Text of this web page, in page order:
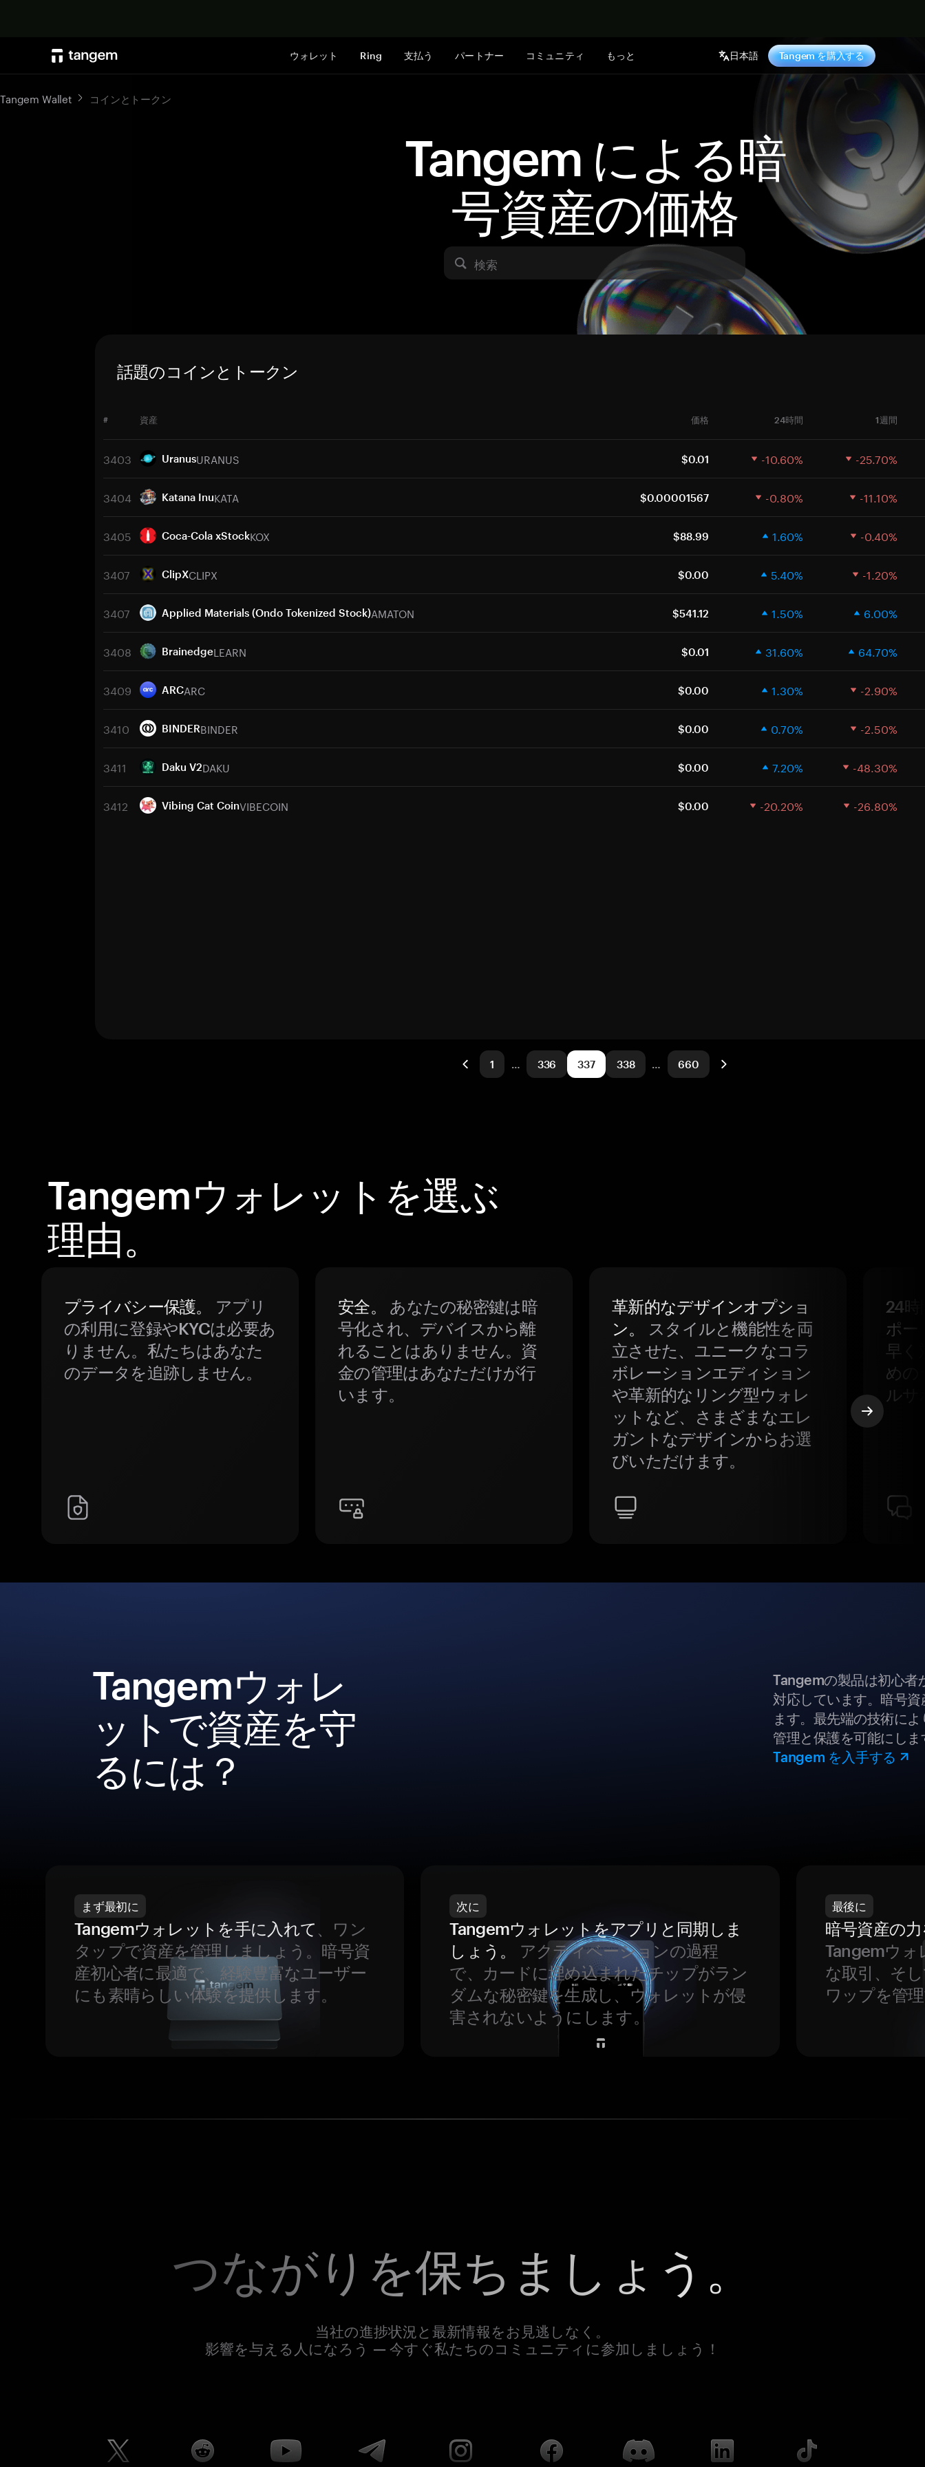
ウォレット Ring 支払う パートナー コミュニティ もっと 日本語 Tangem を購入する
Tangem による暗
号資産の価格
検索
Tangem Wallet コインとトークン
話題のコインとトークン
# 資産 価格 24時間 1週間
3403 UranusURANUS $0.01 -10.60% -25.70%
3404 Katana InuKATA $0.00001567 -0.80% -11.10%
3405 Coca-Cola xStockKOX $88.99 1.60% -0.40%
3407 ClipXCLIPX $0.00 5.40% -1.20%
3407 Applied Materials (Ondo Tokenized Stock)AMATON $541.12 1.50% 6.00%
3408 BrainedgeLEARN $0.01 31.60% 64.70%
3409 ARCARC $0.00 1.30% -2.90%
3410 BINDERBINDER $0.00 0.70% -2.50%
3411 Daku V2DAKU $0.00 7.20% -48.30%
3412 Vibing Cat CoinVIBECOIN $0.00 -20.20% -26.80%
1 … 336 337 338 … 660
Tangemウォレットを選ぶ
理由。
プライバシー保護。
アプリ
の利用に登録やKYCは必要あ
りません。私たちはあなた
のデータを追跡しません。
安全。
あなたの秘密鍵は暗
号化され、デバイスから離
れることはありません。資
金の管理はあなただけが行
います。
革新的なデザインオプショ
ン。
スタイルと機能性を両
立させた、ユニークなコラ
ボレーションエディション
や革新的なリング型ウォレ
ットなど、さまざまなエレ
ガントなデザインからお選
びいただけます。
24
ポー
早く
めの
ルサ
Tangemウォレ
ットで資産を守
るには？
Tangemの製品は初心者
対応しています。暗号
ます。最先端の技術に
管理と保護を可能にしま
Tangem を入手する
まず最初に
Tangemウォレットを手に入れて、ワン
タップで資産を管理しましょう。暗号資
産初心者に最適で、経験豊富なユーザー
にも素晴らしい体験を提供します。
次に
Tangemウォレットをアプリと同期しま
しょう。
アクティベーションの過程
で、カードに埋め込まれたチップがラン
ダムな秘密鍵を生成し、ウォレットが侵
害されないようにします。
最後に
暗号資産の
Tangemウォ
な取引、そ
ワップを管
つながりを保ちましょう。
当社の進捗状況と最新情報をお見逃しなく。
影響を与える人になろう — 今すぐ私たちのコミュニティに参加しましょう！